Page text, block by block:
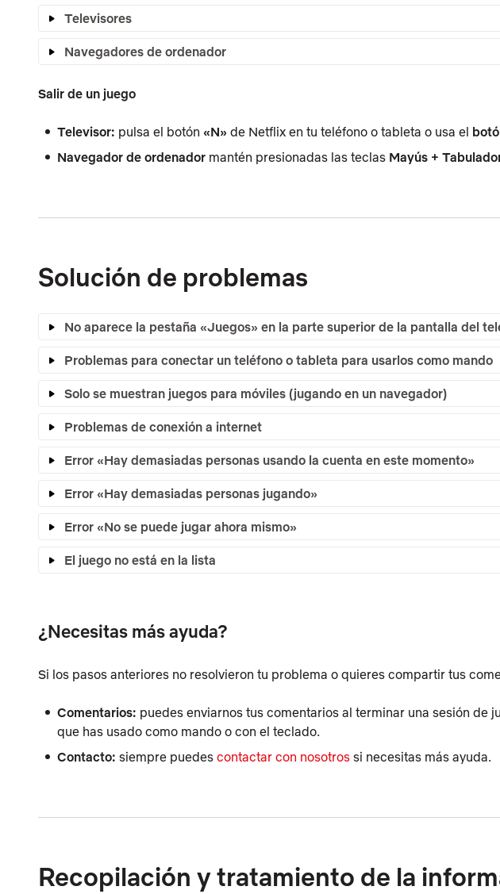
Televisores
Navegadores de ordenador
Salir de un juego
Televisor: pulsa el botón «N» de Netflix en tu teléfono o tableta o usa el
Navegador de ordenador mantén presionadas las teclas Mayús +
Solución de problemas
No aparece la pestaña «Juegos» en la parte superior de la pantalla del
Problemas para conectar un teléfono o tableta para usarlos como mando
Solo se muestran juegos para móviles (jugando en un navegador)
Problemas de conexión a internet
Error «Hay demasiadas personas usando la cuenta en este momento»
Error «Hay demasiadas personas jugando»
Error «No se puede jugar ahora mismo»
El juego no está en la lista
¿Necesitas más ayuda?
Si los pasos anteriores no resolvieron tu problema o quieres compartir tus
Comentarios: puedes enviarnos tus comentarios al terminar una sesión de
que has usado como mando o con el teclado.
Contacto: siempre puedes contactar con nosotros si necesitas más ayuda.
Recopilación y tratamiento de la